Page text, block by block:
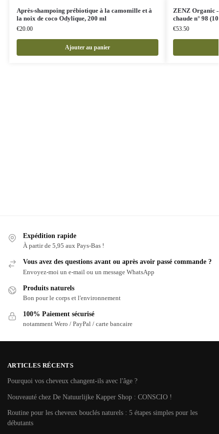
Après-shampoing prébiotique à la camomille et à
la noix de coco Odylique, 200 ml
€20.00
Ajouter au panier
ZENZ Organic
chaude n° 98
€53.50
Expédition rapide
À partir de 5,95 aux Pays-Bas !
Vous avez des questions avant ou après avoir passé commande ?
Envoyez-moi un e-mail ou un message WhatsApp
Produits naturels
Bon pour le corps et l'environnement
100% Paiement sécurisé
notamment Wero / PayPal / carte bancaire
ARTICLES RÉCENTS
Pourquoi vos cheveux changent-ils avec l'âge ?
Nouveauté chez De Natuurlijke Kapper Shop : CONSCIO !
Routine pour les cheveux bouclés naturels : 5 étapes simples pour les
débutants